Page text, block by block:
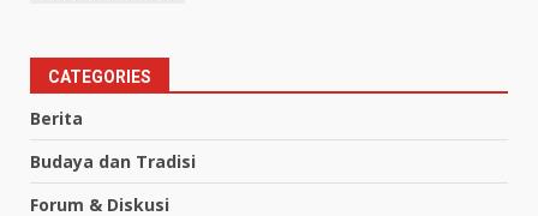
CATEGORIES
Berita
Budaya dan Tradisi
Forum & Diskusi